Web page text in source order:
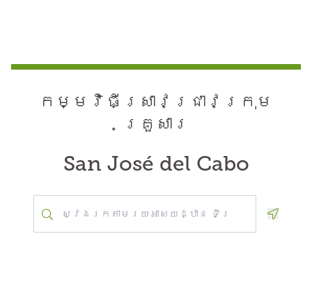
កម្មវិធី​ស្រាវជ្រាវ​ក្រុម
គ្រួសារ
San José del Cabo